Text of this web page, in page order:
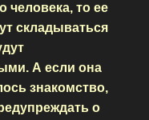
человека, то ее
складываться
А если она
знакомство,
о